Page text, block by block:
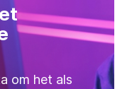
om het als